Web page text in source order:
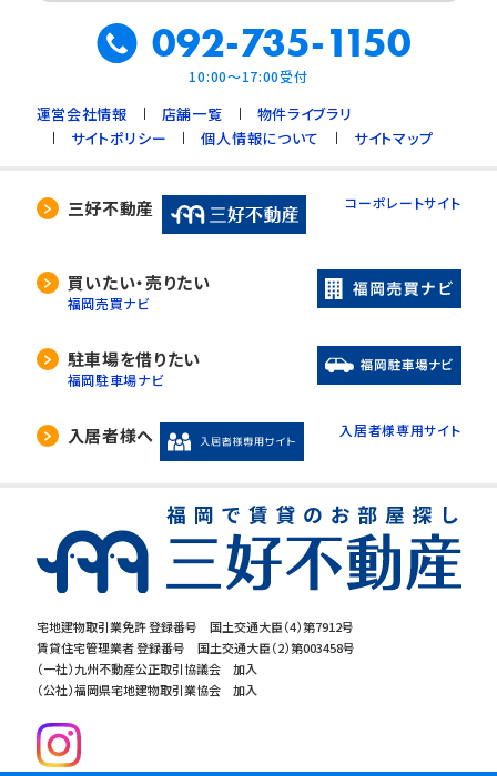
宅地建物取引業免許 登録番号 国土交通大臣（4）第7912号
賃貸住宅管理業者 登録番号 国土交通大臣（2）第003458号
（一社）九州不動産公正取引協議会 加入
（公社）福岡県宅地建物取引業協会 加入
092-735-1150
10:00～17:00受付
運営会社情報 店舗一覧
物件ライブラリ
サイトポリシー
個人情報について サイトマップ
三好不動産 コーポレートサイト
買いたい・売りたい
福岡売買ナビ
駐車場を借りたい
福岡駐車場ナビ
入居者様へ 入居者様専用サイト